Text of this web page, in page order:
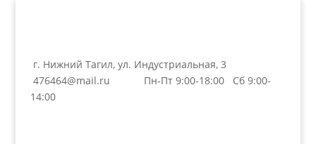
г. Нижний Тагил, ул. Индустриальная, 3
476464@mail.ru
Пн-Пт 9:00-18:00 Сб 9:00-
14:00